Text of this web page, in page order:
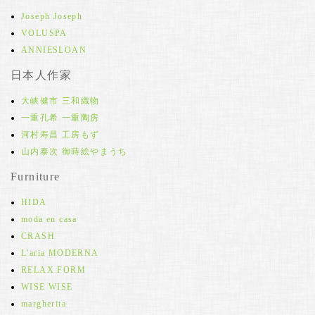
Joseph Joseph
VOLUSPA
ANNIESLOAN
日本人作家
大峡健市 三和織物
一重孔希 一重陶房
河村寿昌 工房もず
山内泰次 御蒔絵やまうち
Furniture
HIDA
moda en casa
CRASH
L'aria MODERNA
RELAX FORM
WISE WISE
margherita